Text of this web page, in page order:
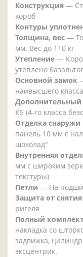
Конструкция —
короб
Контуры
Толщина, вес —
мм. Вес до 110 кг
Утепление —
утеплено
Основной замок
наивысшего
К5 (4-го класса
Отделка снаружи
панель 10 мм с
шоколад"
Внутренняя
мм с широким
текстуры)
Петли — На
Защита от
ригеля
Полный
накладка со
задвижка,
эксцентрик.